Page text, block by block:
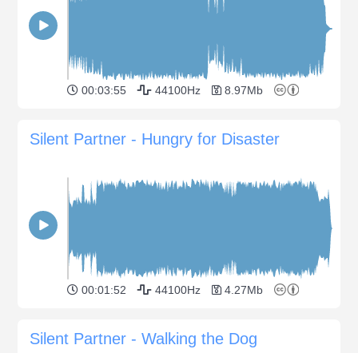
00:03:55 44100Hz 8.97Mb
Silent Partner - Hungry for Disaster
00:01:52 44100Hz 4.27Mb
Silent Partner - Walking the Dog